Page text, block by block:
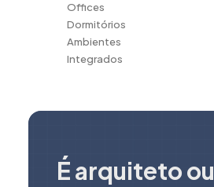
Offices
Dormitórios
Ambientes
Integrados
É arquiteto ou